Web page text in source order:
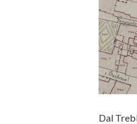
Dal